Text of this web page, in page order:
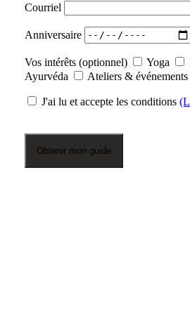
Courriel
Anniversaire
Vos intérêts (optionnel) Yoga
Ayurvéda
Ateliers & événements
J'ai lu et accepte les conditions